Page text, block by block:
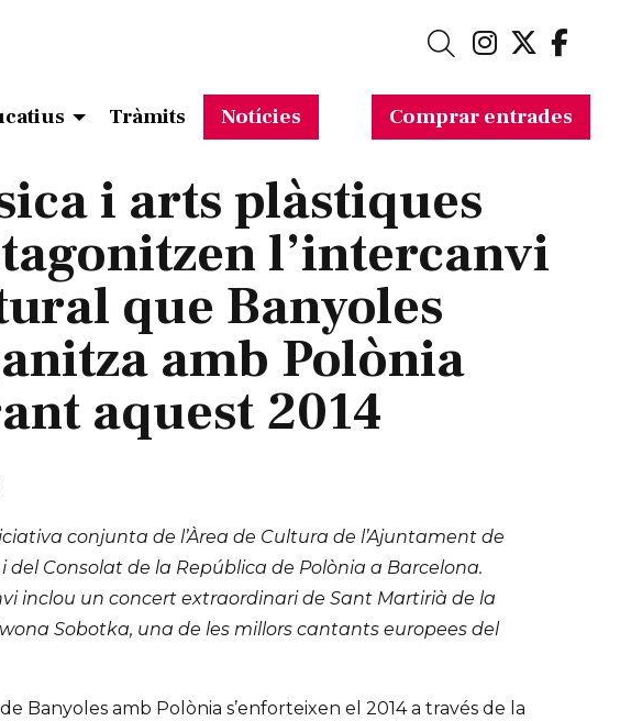
Link aLink
Cerca
Tràmits Notícies Comprar entrades
i arts plàstiques
l’intercanvi
que Banyoles
amb Polònia
aquest 2014
conjunta de l’Àrea de Cultura de l’Ajuntament de
del Consolat de la República de Polònia a Barcelona.
inclou un concert extraordinari de Sant Martirià de la
Sobotka, una de les millors cantants europees del
Banyoles amb Polònia s’enforteixen el 2014 a través de la